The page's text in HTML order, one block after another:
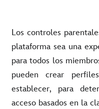
Los controles
plataforma sea una
para todos los
pueden crear
establecer, para
acceso basados en la